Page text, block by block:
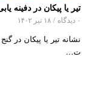
تیر یا پیکان در دفینه
۰ دیدگاه / ۱۸ تیر ۱۴۰۲
نشانه تیر یا پیکان در
ت…